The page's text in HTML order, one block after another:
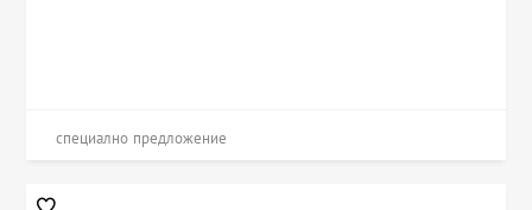
специално предложение